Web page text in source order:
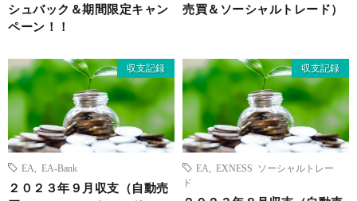
シュバック＆期間限定キャン
ペーン！！
売買＆ソーシャルトレード）
収支記録
EA EA-Bank
２０２３年９月収支（自動売
収支記録
EA
EXNESS ソーシャルトレー
ド